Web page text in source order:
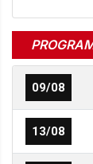
09/08
13/08